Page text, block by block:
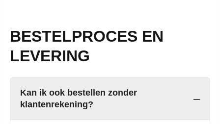
BESTELPROCES EN
LEVERING
Kan ik ook bestellen zonder
klantenrekening?